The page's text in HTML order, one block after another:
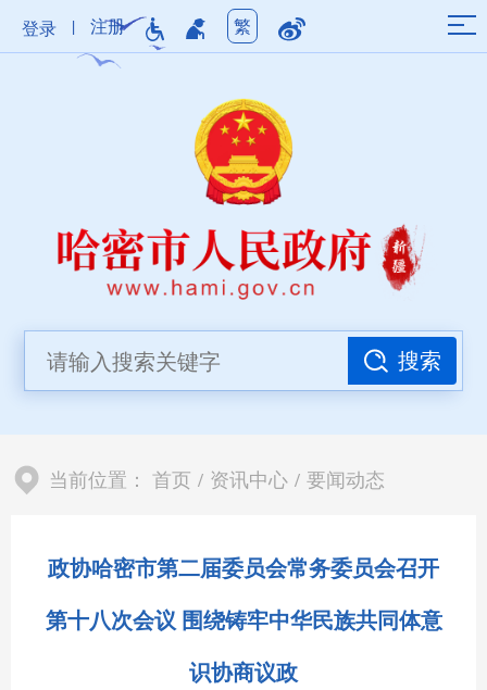
登录 | 注册 繁
搜索
当前位置： 首页 / 资讯中心 / 要闻动态
政协哈密市第二届委员会常务委员会召开
第十八次会议 围绕铸牢中华民族共同体意
识协商议政